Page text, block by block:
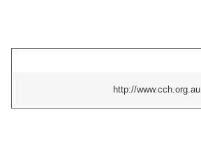
http://www.cch.org.au